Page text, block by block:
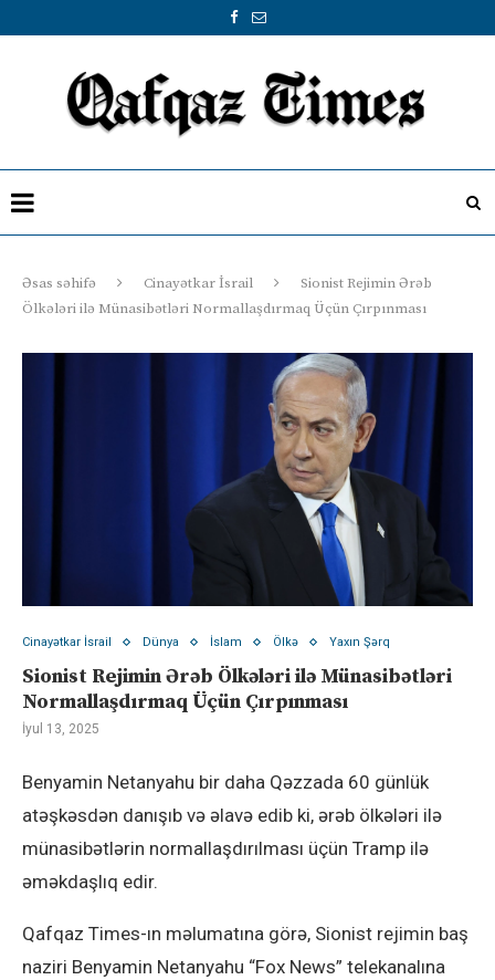
Əsas səhifə Cinayətkar İsrail
Sionist Rejimin Ərəb
Ölkələri ilə Münasibətləri Normallaşdırmaq Üçün Çırpınması
Cinayətkar İsrail Dünya İslam Ölkə Yaxın Şərq
Sionist Rejimin Ərəb Ölkələri ilə Münasibətləri
Normallaşdırmaq Üçün Çırpınması
İyul 13, 2025
Benyamin Netanyahu bir daha Qəzzada 60 günlük
atəşkəsdən danışıb və əlavə edib ki, ərəb ölkələri ilə
münasibətlərin normallaşdırılması üçün Tramp ilə
əməkdaşlıq edir.
Qafqaz Times-ın məlumatına görə, Sionist rejimin baş
naziri Benyamin Netanyahu “Fox News” telekanalına